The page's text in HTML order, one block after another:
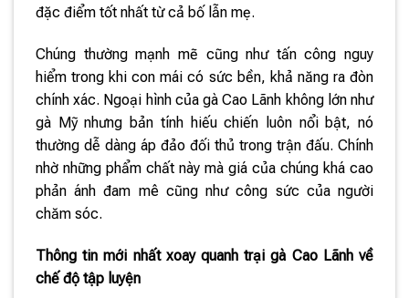
đặc điểm tốt nhất từ cả bố lẫn mẹ.
Chúng thường mạnh mẽ cũng như tấn công nguy
hiểm trong khi con mái có sức bền, khả năng ra đòn
chính xác. Ngoại hình của gà Cao Lãnh không lớn như
gà Mỹ nhưng bản tính hiếu chiến luôn nổi bật, nó
thường dễ dàng áp đảo đối thủ trong trận đấu. Chính
nhờ những phẩm chất này mà giá của chúng khá cao
phản ánh đam mê cũng như công sức của người
chăm sóc.
Thông tin mới nhất xoay quanh trại gà Cao Lãnh về
chế độ tập luyện